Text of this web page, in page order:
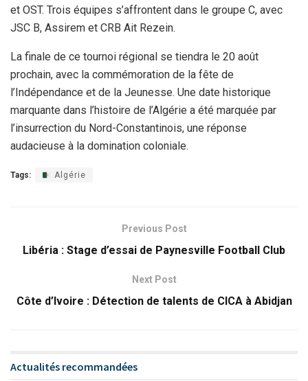
et OST. Trois équipes s’affrontent dans le groupe C, avec
JSC B, Assirem et CRB Ait Rezein.
La finale de ce tournoi régional se tiendra le 20 août
prochain, avec la commémoration de la fête de
l’Indépendance et de la Jeunesse. Une date historique
marquante dans l’histoire de l’Algérie a été marquée par
l’insurrection du Nord-Constantinois, une réponse
audacieuse à la domination coloniale.
Tags: Algérie
Previous Post
Libéria : Stage d’essai de Paynesville Football Club
Next Post
Côte d’Ivoire : Détection de talents de CICA à Abidjan
Actualités recommandées